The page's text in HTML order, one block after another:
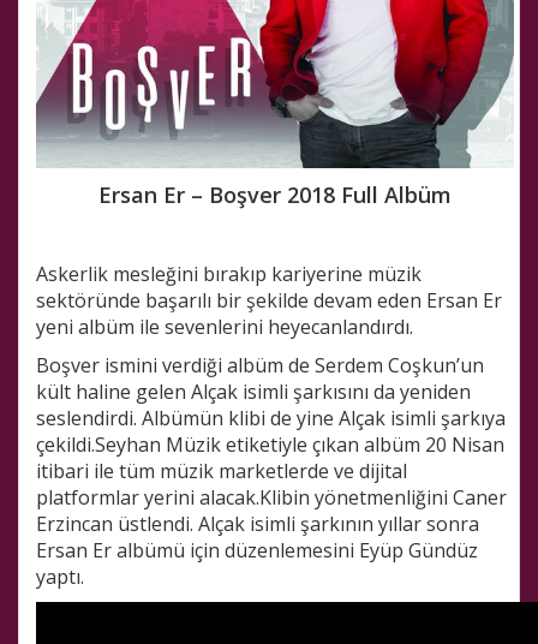
Ersan Er – Boşver 2018 Full Albüm
Askerlik mesleğini bırakıp kariyerine müzik
sektöründe başarılı bir şekilde devam eden Ersan Er
yeni albüm ile sevenlerini heyecanlandırdı.
Boşver ismini verdiği albüm de Serdem Coşkun’un
kült haline gelen Alçak isimli şarkısını da yeniden
seslendirdi. Albümün klibi de yine Alçak isimli şarkıya
çekildi.Seyhan Müzik etiketiyle çıkan albüm 20 Nisan
itibari ile tüm müzik marketlerde ve dijital
platformlar yerini alacak.Klibin yönetmenliğini Caner
Erzincan üstlendi. Alçak isimli şarkının yıllar sonra
Ersan Er albümü için düzenlemesini Eyüp Gündüz
yaptı.